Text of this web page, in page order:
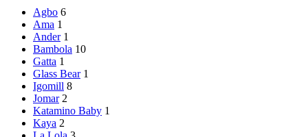
Agbo 6
Ama 1
Ander 1
Bambola 10
Gatta 1
Glass Bear 1
Igomill 8
Jomar 2
Katamino Baby 1
Kaya 2